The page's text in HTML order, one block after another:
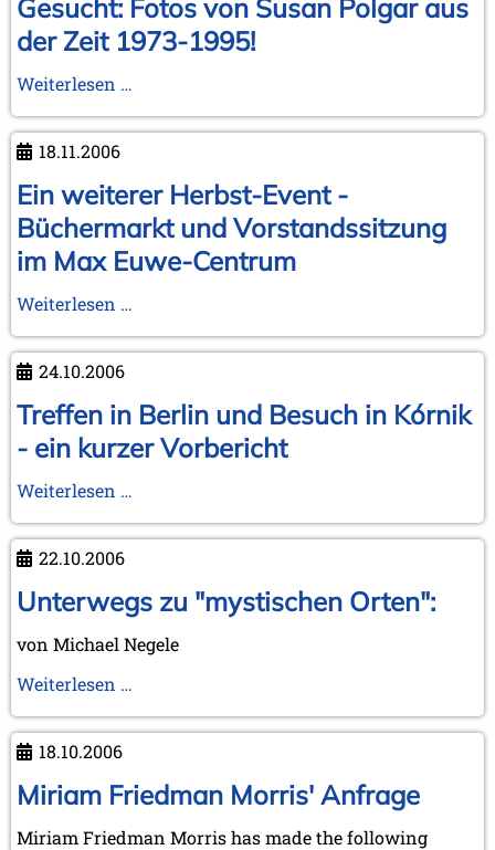
Gesucht: Fotos von Susan Polgar aus
der Zeit 1973-1995!
Weiterlesen …
von
Polgar
aus
der
Zeit
18.11.2006
Ein weiterer Herbst-Event -
Büchermarkt und Vorstandssitzung
im Max Euwe-Centrum
Weiterlesen …
Herbst-
Büchermarkt
und
Max
Centrum
24.10.2006
Treffen in Berlin und Besuch in Kórnik
- ein kurzer Vorbericht
Weiterlesen …
Berlin
Besuch
in
Kórnik
kurzer
22.10.2006
Unterwegs zu "mystischen Orten":
von Michael Negele
Weiterlesen …
"mystischen
18.10.2006
Miriam Friedman Morris' Anfrage
Miriam Friedman Morris has made the following